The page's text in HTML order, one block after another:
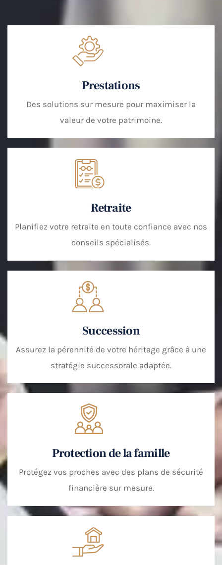
Prestations
Des solutions sur mesure pour maximiser la
valeur de votre patrimoine.
Retraite
Planifiez votre retraite en toute confiance avec nos
conseils spécialisés.
Succession
Assurez la pérennité de votre héritage grâce à une
stratégie successorale adaptée.
Protection de la famille
Protégez vos proches avec des plans de sécurité
financière sur mesure.